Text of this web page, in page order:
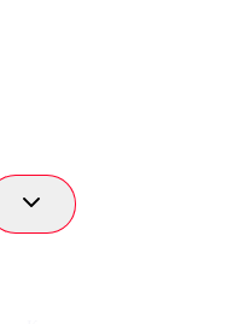
Przełącz
podrzędne